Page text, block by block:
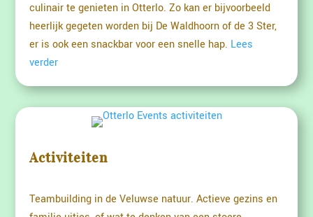
culinair te genieten in Otterlo. Zo kan er bijvoorbeeld
heerlijk gegeten worden bij De Waldhoorn of de 3 Ster,
er is ook een snackbar voor een snelle hap. Lees
verder
Activiteiten
Teambuilding in de Veluwse natuur. Actieve gezins en